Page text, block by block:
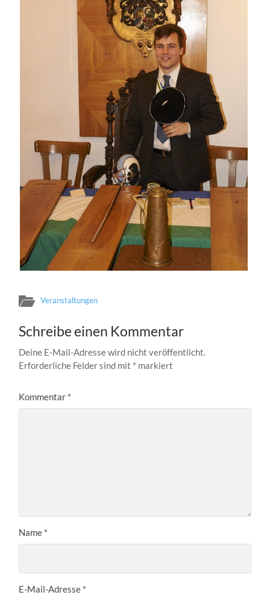
Veranstaltungen
Schreibe einen Kommentar
Deine E-Mail-Adresse wird nicht veröffentlicht.
Erforderliche Felder sind mit * markiert
Kommentar *
Name *
E-Mail-Adresse *